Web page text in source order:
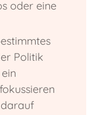
oder eine
Politik